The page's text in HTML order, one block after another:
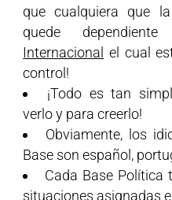
que cualquiera que
quede
Internacional el cual
control!
¡Todo es tan
verlo y para creerlo!
Obviamente, los
Base son español,
Cada Base
situaciones asignadas